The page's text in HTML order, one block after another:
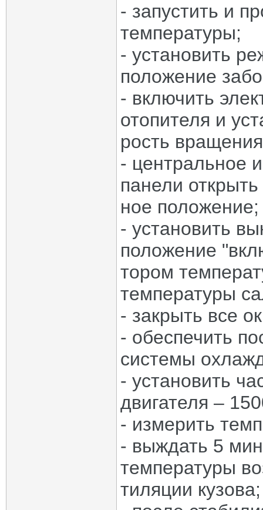
- запустить и
температуры;
- установить
положение
- включить
отопителя и
рость
- центральное
панели
ное положение;
- установить
положение
тором
температуры
- закрыть все
- обеспечить
системы
- установить
двигателя –
- измерить
- выждать 5
температуры
тиляции кузова;